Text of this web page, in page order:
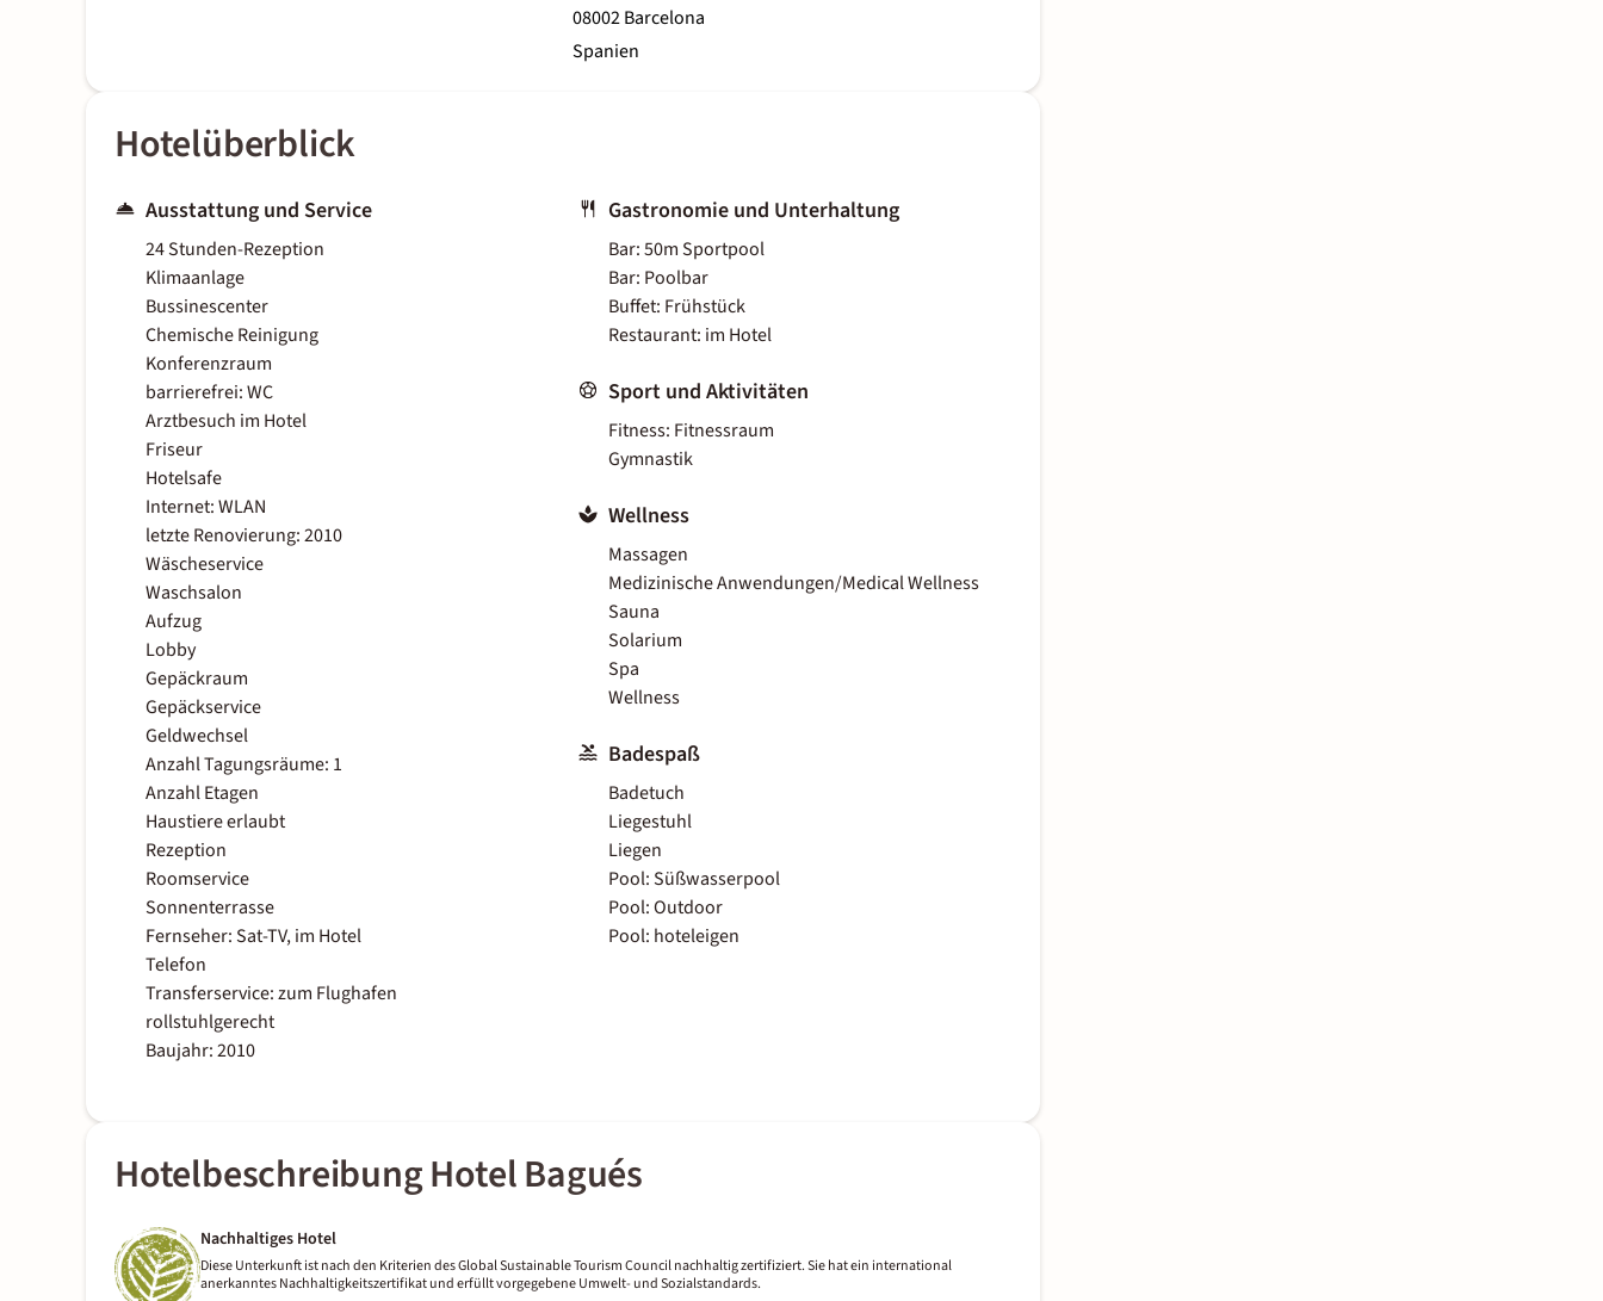
08002 Barcelona
Spanien
Hotelüberblick
Ausstattung und Service
24 Stunden-Rezeption
Klimaanlage
Bussinescenter
Chemische Reinigung
Konferenzraum
barrierefrei: WC
Arztbesuch im Hotel
Friseur
Hotelsafe
Internet: WLAN
letzte Renovierung: 2010
Wäscheservice
Waschsalon
Aufzug
Lobby
Gepäckraum
Gepäckservice
Geldwechsel
Anzahl Tagungsräume: 1
Anzahl Etagen
Haustiere erlaubt
Rezeption
Roomservice
Sonnenterrasse
Fernseher: Sat-TV, im Hotel
Telefon
Transferservice: zum Flughafen
rollstuhlgerecht
Baujahr: 2010
Gastronomie und Unterhaltung
Bar: 50m Sportpool
Bar: Poolbar
Buffet: Frühstück
Restaurant: im Hotel
Sport und Aktivitäten
Fitness: Fitnessraum
Gymnastik
Wellness
Massagen
Medizinische Anwendungen/Medical Wellness
Sauna
Solarium
Spa
Wellness
Badespaß
Badetuch
Liegestuhl
Liegen
Pool: Süßwasserpool
Pool: Outdoor
Pool: hoteleigen
Hotelbeschreibung Hotel Bagués
Nachhaltiges Hotel
Diese Unterkunft ist nach den Kriterien des Global Sustainable Tourism Council nachhaltig zertifiziert. Sie hat ein international
anerkanntes Nachhaltigkeitszertifikat und erfüllt vorgegebene Umwelt- und Sozialstandards.